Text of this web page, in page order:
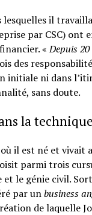
lesquelles il
par CSC) ont
«Depuis
des
initiale ni dans
sans doute.
la technique
où il est né et
parmi trois
et le génie civil.
par unbusiness
de laquelle